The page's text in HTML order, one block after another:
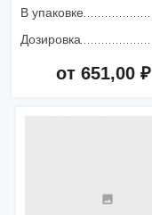
В упаковке
Дозировка
от 651,00 ₽